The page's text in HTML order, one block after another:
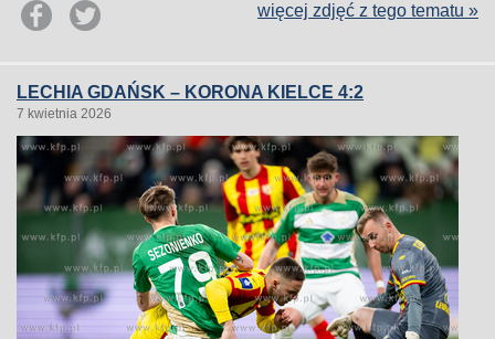
więcej zdjęć z tego tematu »
LECHIA GDAŃSK – KORONA KIELCE 4:2
7 kwietnia 2026